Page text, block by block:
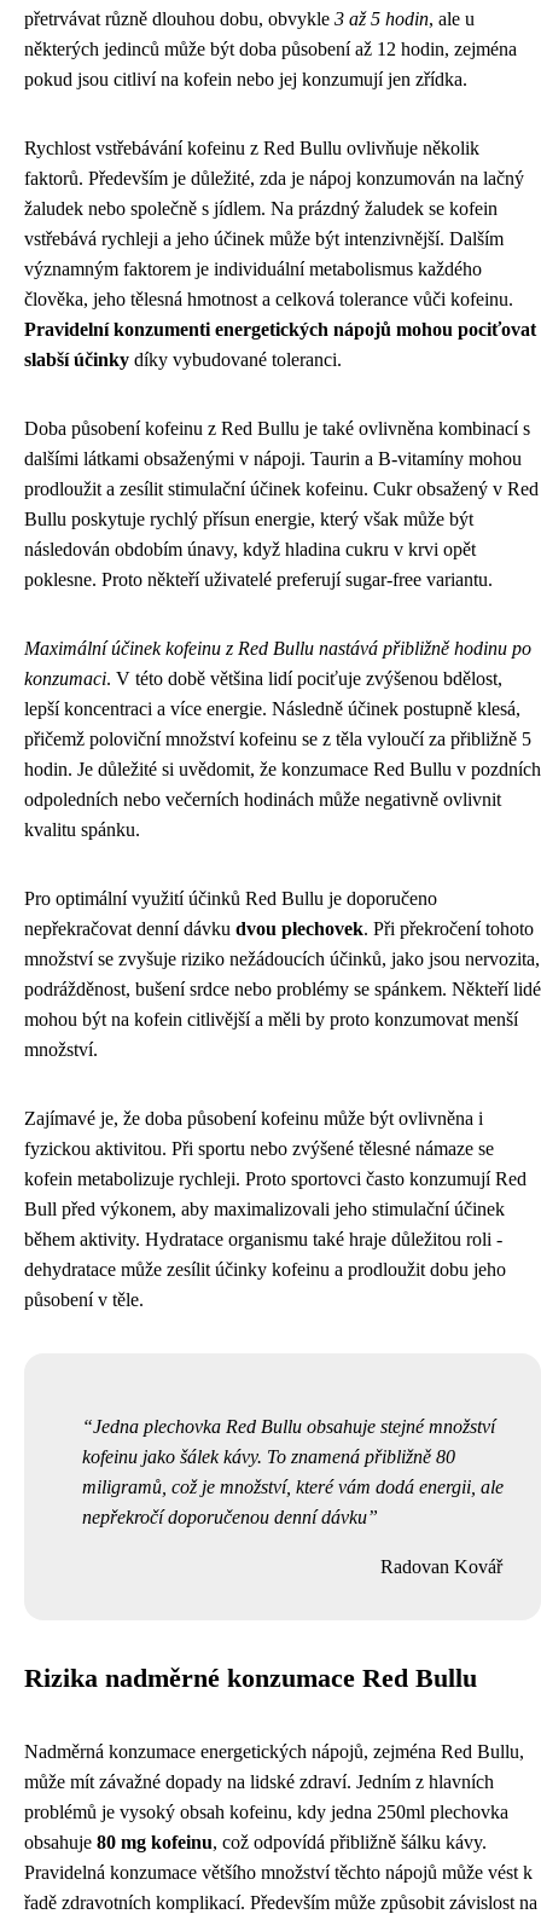
přetrvávat různě dlouhou dobu, obvykle 3 až 5 hodin, ale u
některých jedinců může být doba působení až 12 hodin, zejména
pokud jsou citliví na kofein nebo jej konzumují jen zřídka.
Rychlost vstřebávání kofeinu z Red Bullu ovlivňuje několik
faktorů. Především je důležité, zda je nápoj konzumován na lačný
žaludek nebo společně s jídlem. Na prázdný žaludek se kofein
vstřebává rychleji a jeho účinek může být intenzivnější. Dalším
významným faktorem je individuální metabolismus každého
člověka, jeho tělesná hmotnost a celková tolerance vůči kofeinu.
Pravidelní konzumenti energetických nápojů mohou pociťovat
slabší účinky díky vybudované toleranci.
Doba působení kofeinu z Red Bullu je také ovlivněna kombinací s
dalšími látkami obsaženými v nápoji. Taurin a B-vitamíny mohou
prodloužit a zesílit stimulační účinek kofeinu. Cukr obsažený v Red
Bullu poskytuje rychlý přísun energie, který však může být
následován obdobím únavy, když hladina cukru v krvi opět
poklesne. Proto někteří uživatelé preferují sugar-free variantu.
Maximální účinek kofeinu z Red Bullu nastává přibližně hodinu po
konzumaci. V této době většina lidí pociťuje zvýšenou bdělost,
lepší koncentraci a více energie. Následně účinek postupně klesá,
přičemž poloviční množství kofeinu se z těla vyloučí za přibližně 5
hodin. Je důležité si uvědomit, že konzumace Red Bullu v pozdních
odpoledních nebo večerních hodinách může negativně ovlivnit
kvalitu spánku.
Pro optimální využití účinků Red Bullu je doporučeno
nepřekračovat denní dávku dvou plechovek. Při překročení tohoto
množství se zvyšuje riziko nežádoucích účinků, jako jsou nervozita,
podrážděnost, bušení srdce nebo problémy se spánkem. Někteří lidé
mohou být na kofein citlivější a měli by proto konzumovat menší
množství.
Zajímavé je, že doba působení kofeinu může být ovlivněna i
fyzickou aktivitou. Při sportu nebo zvýšené tělesné námaze se
kofein metabolizuje rychleji. Proto sportovci často konzumují Red
Bull před výkonem, aby maximalizovali jeho stimulační účinek
během aktivity. Hydratace organismu také hraje důležitou roli -
dehydratace může zesílit účinky kofeinu a prodloužit dobu jeho
působení v těle.
Jedna plechovka Red Bullu obsahuje stejné množství
kofeinu jako šálek kávy. To znamená přibližně 80
miligramů, což je množství, které vám dodá energii, ale
nepřekročí doporučenou denní dávku
Radovan Kovář
Rizika nadměrné konzumace Red Bullu
Nadměrná konzumace energetických nápojů, zejména Red Bullu,
může mít závažné dopady na lidské zdraví. Jedním z hlavních
problémů je vysoký obsah kofeinu, kdy jedna 250ml plechovka
obsahuje 80 mg kofeinu, což odpovídá přibližně šálku kávy.
Pravidelná konzumace většího množství těchto nápojů může vést k
řadě zdravotních komplikací. Především může způsobit závislost na